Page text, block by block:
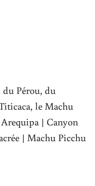
du Pérou, du
le Machu
| Canyon
| Machu Picchu